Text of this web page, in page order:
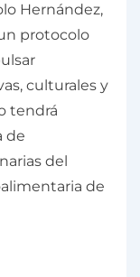
Hernández,
protocolo
culturales y
tendrá
de
del
de